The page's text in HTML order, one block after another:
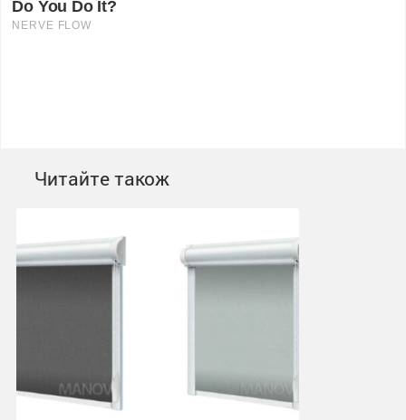
Читайте також